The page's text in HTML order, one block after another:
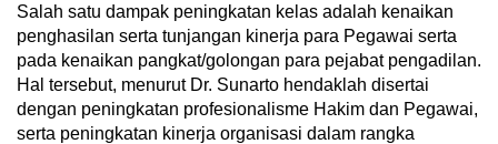
Salah satu dampak peningkatan kelas adalah kenaikan
penghasilan serta tunjangan kinerja para Pegawai serta
pada kenaikan pangkat/golongan para pejabat pengadilan.
Hal tersebut, menurut Dr. Sunarto hendaklah disertai
dengan peningkatan profesionalisme Hakim dan Pegawai,
serta peningkatan kinerja organisasi dalam rangka